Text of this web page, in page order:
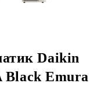
Daikin
Black Emura